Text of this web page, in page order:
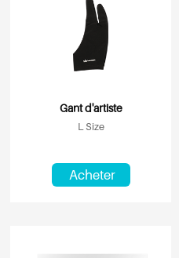
Gant d'artiste
L Size
Acheter